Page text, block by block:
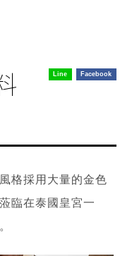
Facebook
Line
格採用大量的金色
臨在泰國皇宮一